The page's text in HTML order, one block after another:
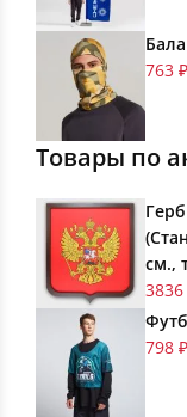
763
Товары по
см.,
798